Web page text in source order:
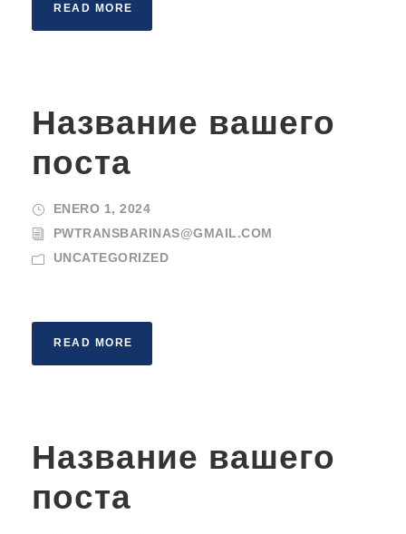
READ MORE
Название вашего
поста
ENERO 1, 2024
PWTRANSBARINAS@GMAIL.COM
UNCATEGORIZED
READ MORE
Название вашего
поста